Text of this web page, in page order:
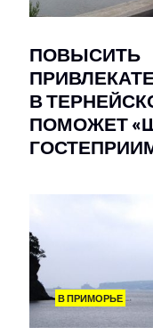
ПОВЫСИТЬ
В
ПОМОЖЕТ
В ПРИМОРЬЕ